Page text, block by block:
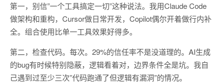
第一，别信”一个工具搞定一切”这种说法。我用Claude Code
做架构和重构，Cursor做日常开发，Copilot偶尔开着做行内补
全。组合使用比单一工具效果好得多。
第二，检查代码。每次。29%的信任率不是没道理的。AI生成
的bug有时候特别隐蔽，逻辑看着对，边界条件全是坑。我自
己遇到过至少三次”代码跑通了但逻辑有漏洞”的情况。